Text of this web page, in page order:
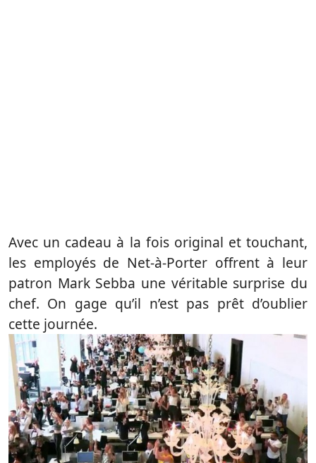
Avec un cadeau à la fois original et touchant,
les employés de Net-à-Porter offrent à leur
patron Mark Sebba une véritable surprise du
chef. On gage qu’il n’est pas prêt d’oublier
cette journée.